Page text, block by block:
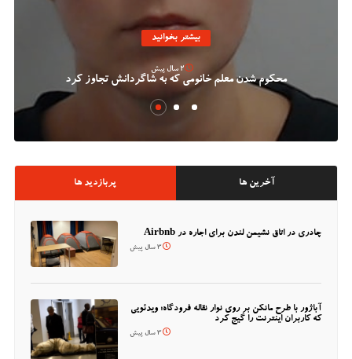
بیشتر بخوانید
محکوم شدن معلم خانومی که به شاگردانش تجاوز کرد
2 سال پیش
پربازدید ها آخرین ها
چادری در اتاق نشیمن لندن برای اجاره در Airbnb
3 سال پیش
آباژور با طرح مانکن بر روی نوار نقاله فرودگاه؛ ویدئویی
که کاربران اینترنت را گیج کرد
3 سال پیش